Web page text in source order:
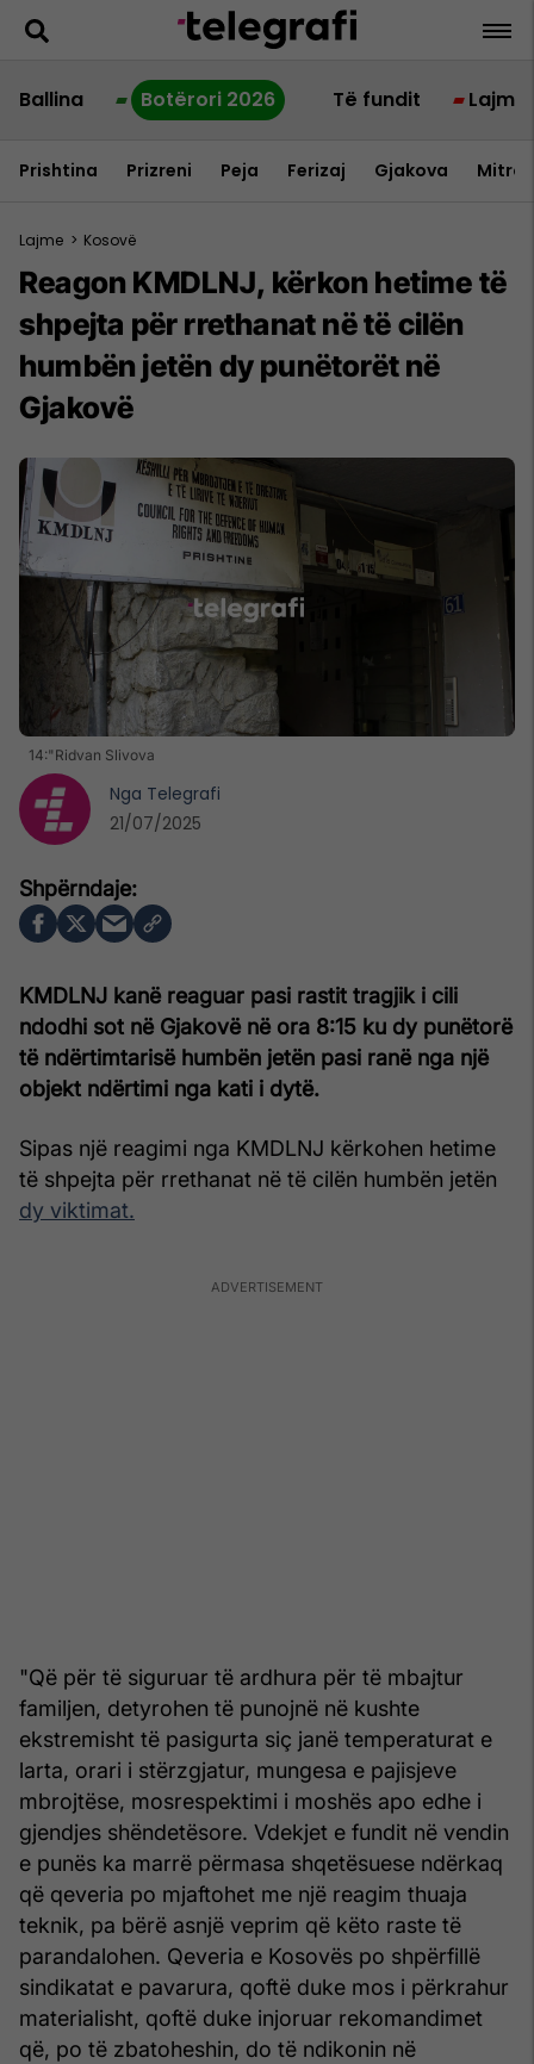
Ballina Botërori 2026 Të fundit Lajme
Prishtina Prizreni Peja Ferizaj Gjakova
Lajme > Kosovë
Reagon KMDLNJ, kërkon hetime të
shpejta për rrethanat në të cilën
humbën jetën dy punëtorët në
Gjakovë
14:"Ridvan Slivova
KMDLNJ kanë reaguar pasi rastit tragjik i cili
ndodhi sot në Gjakovë në ora 8:15 ku dy punëtorë
të ndërtimtarisë humbën jetën pasi ranë nga një
objekt ndërtimi nga kati i dytë.
Sipas një reagimi nga KMDLNJ kërkohen hetime
të shpejta për rrethanat në të cilën humbën jetën
dy viktimat.
"Që për të siguruar të ardhura për të mbajtur
familjen, detyrohen të punojnë në kushte
ekstremisht të pasigurta siç janë temperaturat e
larta, orari i stërzgjatur, mungesa e pajisjeve
mbrojtëse, mosrespektimi i moshës apo edhe i
gjendjes shëndetësore. Vdekjet e fundit në vendin
e punës ka marrë përmasa shqetësuese ndërkaq
që qeveria po mjaftohet me një reagim thuaja
teknik, pa bërë asnjë veprim që këto raste të
parandalohen. Qeveria e Kosovës po shpërfillë
sindikatat e pavarura, qoftë duke mos i përkrahur
materialisht, qoftë duke injoruar rekomandimet
që, po të zbatoheshin, do të ndikonin në
Nga Telegrafi
21/07/2025